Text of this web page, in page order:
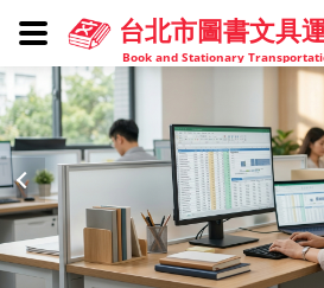
台北市圖書文具
Book and Stationary